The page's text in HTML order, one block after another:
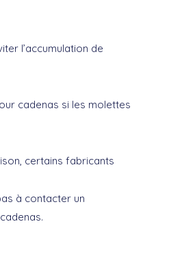
l’accumulation de
cadenas si les molettes
certains fabricants
à contacter un